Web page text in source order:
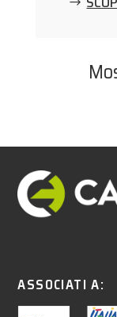
ASSOCIATI A: